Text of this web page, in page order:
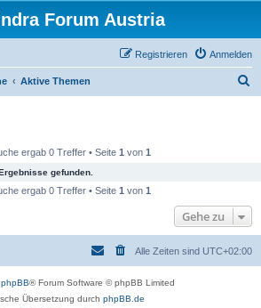
Forum Austria
Anmelden
Registrieren
Aktive Themen
ergab 0 Treffer • Seite 1 von 1
gefunden.
ergab 0 Treffer • Seite 1 von 1
Gehe zu
Alle Zeiten sind UTC+02:00
phpBB® Forum Software © phpBB Limited
Übersetzung durch phpBB.de